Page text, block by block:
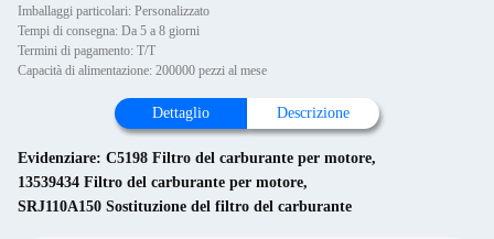
Imballaggi particolari: Personalizzato
Tempi di consegna: Da 5 a 8 giorni
Termini di pagamento: T/T
Capacità di alimentazione: 200000 pezzi al mese
Dettaglio Descrizione
Evidenziare: C5198 Filtro del carburante per motore,
13539434 Filtro del carburante per motore,
SRJ110A150 Sostituzione del filtro del carburante